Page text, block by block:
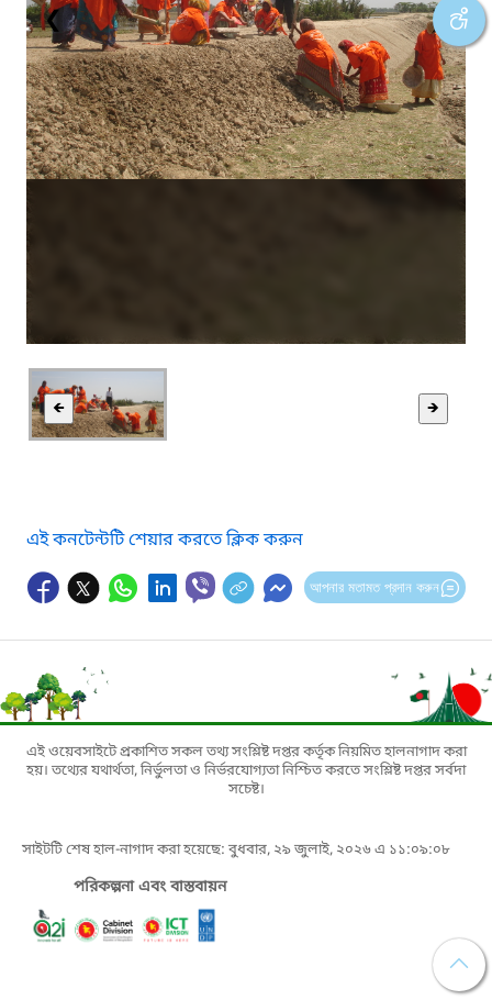
❮ ❯
🡸 🡺
এই কনটেন্টটি শেয়ার করতে ক্লিক করুন
আপনার মতামত প্রদান করুন
এই ওয়েবসাইটে প্রকাশিত সকল তথ্য সংশ্লিষ্ট দপ্তর কর্তৃক নিয়মিত হালনাগাদ করা
হয়। তথ্যের যথার্থতা, নির্ভুলতা ও নির্ভরযোগ্যতা নিশ্চিত করতে সংশ্লিষ্ট দপ্তর সর্বদা
সচেষ্ট।
সাইটটি শেষ হাল-নাগাদ করা হয়েছে: বুধবার, ২৯ জুলাই, ২০২৬ এ ১১:০৯:০৮
পরিকল্পনা এবং বাস্তবায়ন